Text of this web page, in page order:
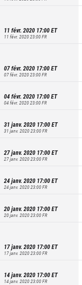
11 févr. 2020 17:00ET
11 févr. 2020 23:00FR
07 févr. 2020 17:00ET
07 févr. 2020 23:00FR
04 févr. 2020 17:00ET
04 févr. 2020 23:00FR
31 janv. 2020 17:00ET
31 janv. 2020 23:00FR
27 janv. 2020 17:00ET
27 janv. 2020 23:00FR
24 janv. 2020 17:00ET
24 janv. 2020 23:00FR
20 janv. 2020 17:00ET
20 janv. 2020 23:00FR
17 janv. 2020 17:00ET
17 janv. 2020 23:00FR
14 janv. 2020 17:00ET
14 janv. 2020 23:00FR